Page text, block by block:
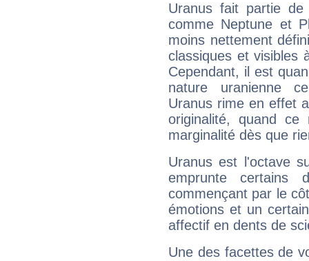
Uranus fait partie
comme Neptune et
moins nettement
classiques et visibles
Cependant, il est
nature uranienne
Uranus rime en effet
originalité, quand ce
marginalité dès que
Uranus est l'octave
emprunte
commençant par le
émotions et un
affectif en dents de
Une des facettes de